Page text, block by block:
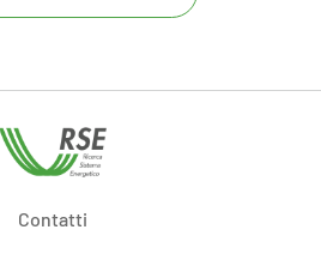
Contatti